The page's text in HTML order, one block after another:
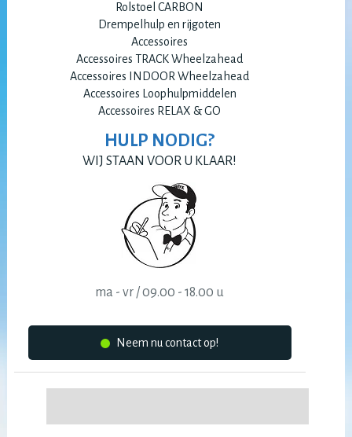
Rolstoel CARBON
Drempelhulp en rijgoten
Accessoires
Accessoires TRACK Wheelzahead
Accessoires INDOOR Wheelzahead
Accessoires Loophulpmiddelen
Accessoires RELAX & GO
HULP NODIG?
WIJ STAAN VOOR U KLAAR!
ma - vr / 09.00 - 18.00 u
Neem nu contact op!